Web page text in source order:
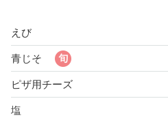
えび
青じそ
ピザ用チーズ
塩